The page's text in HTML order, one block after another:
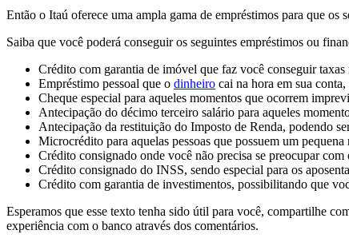
Então o Itaú oferece uma ampla gama de empréstimos para que os
Saiba que você poderá conseguir os seguintes empréstimos ou
Crédito com garantia de imóvel que faz você conseguir taxas
Empréstimo pessoal que o dinheiro cai na hora em sua
Cheque especial para aqueles momentos que ocorrem
Antecipação do décimo terceiro salário para aqueles
Antecipação da restituição do Imposto de Renda, podendo
Microcrédito para aquelas pessoas que possuem um
Crédito consignado onde você não precisa se preocupar
Crédito consignado do INSS, sendo especial para os
Crédito com garantia de investimentos, possibilitando que
Esperamos que esse texto tenha sido útil para você, compartilhe
experiência com o banco através dos comentários.